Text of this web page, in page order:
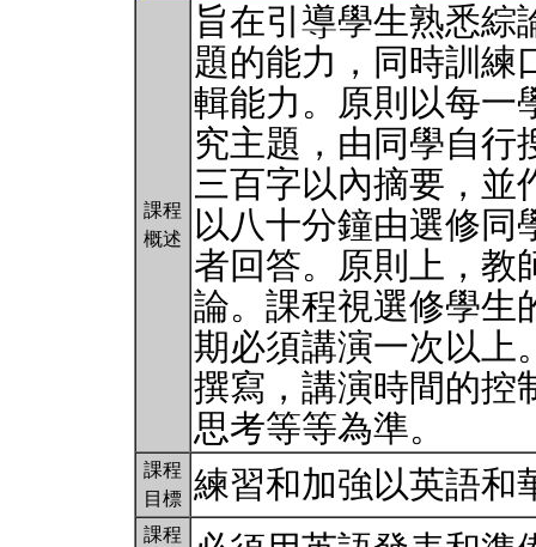
課程
概述
旨在引導學生熟悉綜
題的能力，同時訓練
輯能力。原則以每一
究主題，由同學自行
三百字以內摘要，並
以八十分鐘由選修同
者回答。原則上，教
論。課程視選修學生
期必須講演一次以上
撰寫，講演時間的控
思考等等為準。
課程
目標 練習和加強以英語和
課程